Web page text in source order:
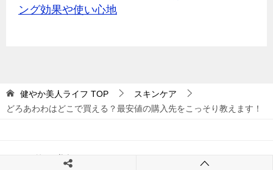
ング効果や使い心地
健やか美人ライフ TOP
スキンケア
どろあわわはどこで買える？最安値の購入先をこっそり教えます！
© 2020 健やか美人ライフ